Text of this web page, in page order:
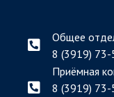
Общее
8 (3919) 73-
Приёмная
8 (3919)